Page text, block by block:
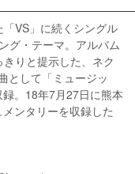
VS」に続くシングル
グ・テーマ。アルバム
きりと提示した、ネク
として「ミュージッ
。18年7月27日に熊本
ンタリーを収録した